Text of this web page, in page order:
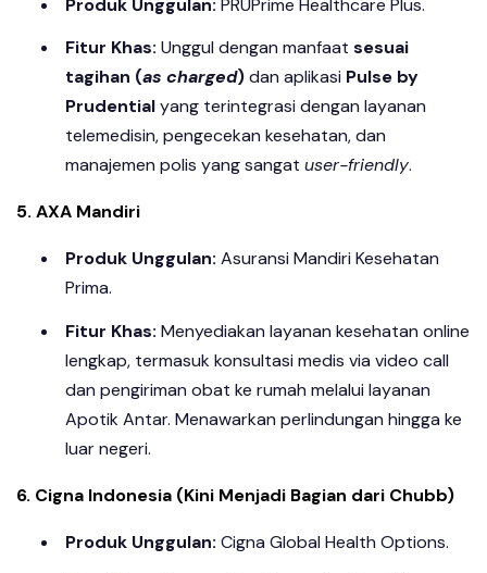
Fitur Khas: Unggul dengan manfaat sesuai
tagihan (as charged)dan aplikasi Pulse by
Prudentialyang terintegrasi dengan layanan
telemedisin, pengecekan kesehatan, dan
manajemen polis yang sangat user-friendly.
5. AXA Mandiri
Produk Unggulan: Asuransi Mandiri Kesehatan
Prima.
Fitur Khas: Menyediakan layanan kesehatan online
lengkap, termasuk konsultasi medis via video call
dan pengiriman obat ke rumah melalui layanan
Apotik Antar. Menawarkan perlindungan hingga ke
luar negeri.
6. Cigna Indonesia (Kini Menjadi Bagian dari Chubb)
Produk Unggulan: Cigna Global Health Options.